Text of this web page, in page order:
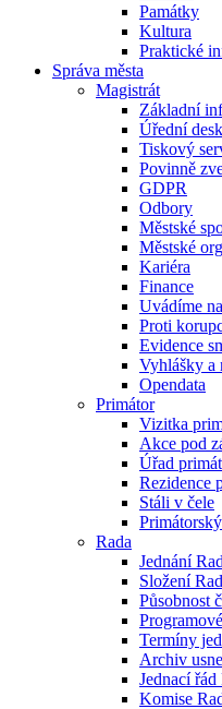
Památky
Kultura
Praktické
Správa města
Magistrát
Základní
Úřední
Tiskový
Povinně
GDPR
Odbory
Městské
Městské
Kariéra
Finance
Uvádíme
Proti
Evidence
Vyhlášky a
Opendata
Primátor
Vizitka
Akce pod
Úřad
Rezidence
Stáli v čele
Rada
Jednání
Složení
Působnost
Termíny
Archiv
Jednací
Komise